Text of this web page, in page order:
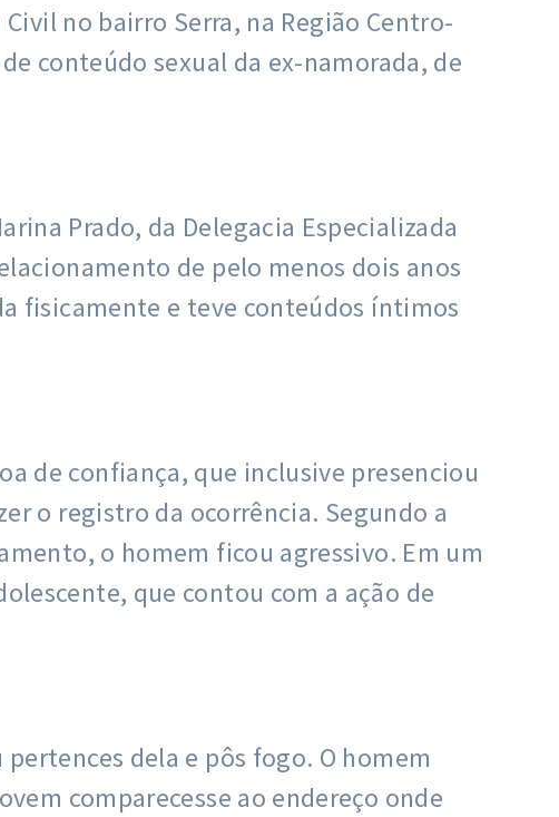
no bairro Serra, na Região Centro-
conteúdo sexual da ex-namorada, de
Prado, da Delegacia Especializada
de pelo menos dois anos
fisicamente e teve conteúdos íntimos
de confiança, que inclusive presenciou
o registro da ocorrência. Segundo a
o homem ficou agressivo. Em um
que contou com a ação de
dela e pôs fogo. O homem
comparecesse ao endereço onde